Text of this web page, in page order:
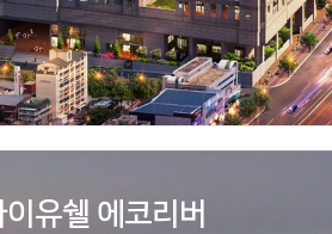
5088
자세히 보기
유쉘 에코리버